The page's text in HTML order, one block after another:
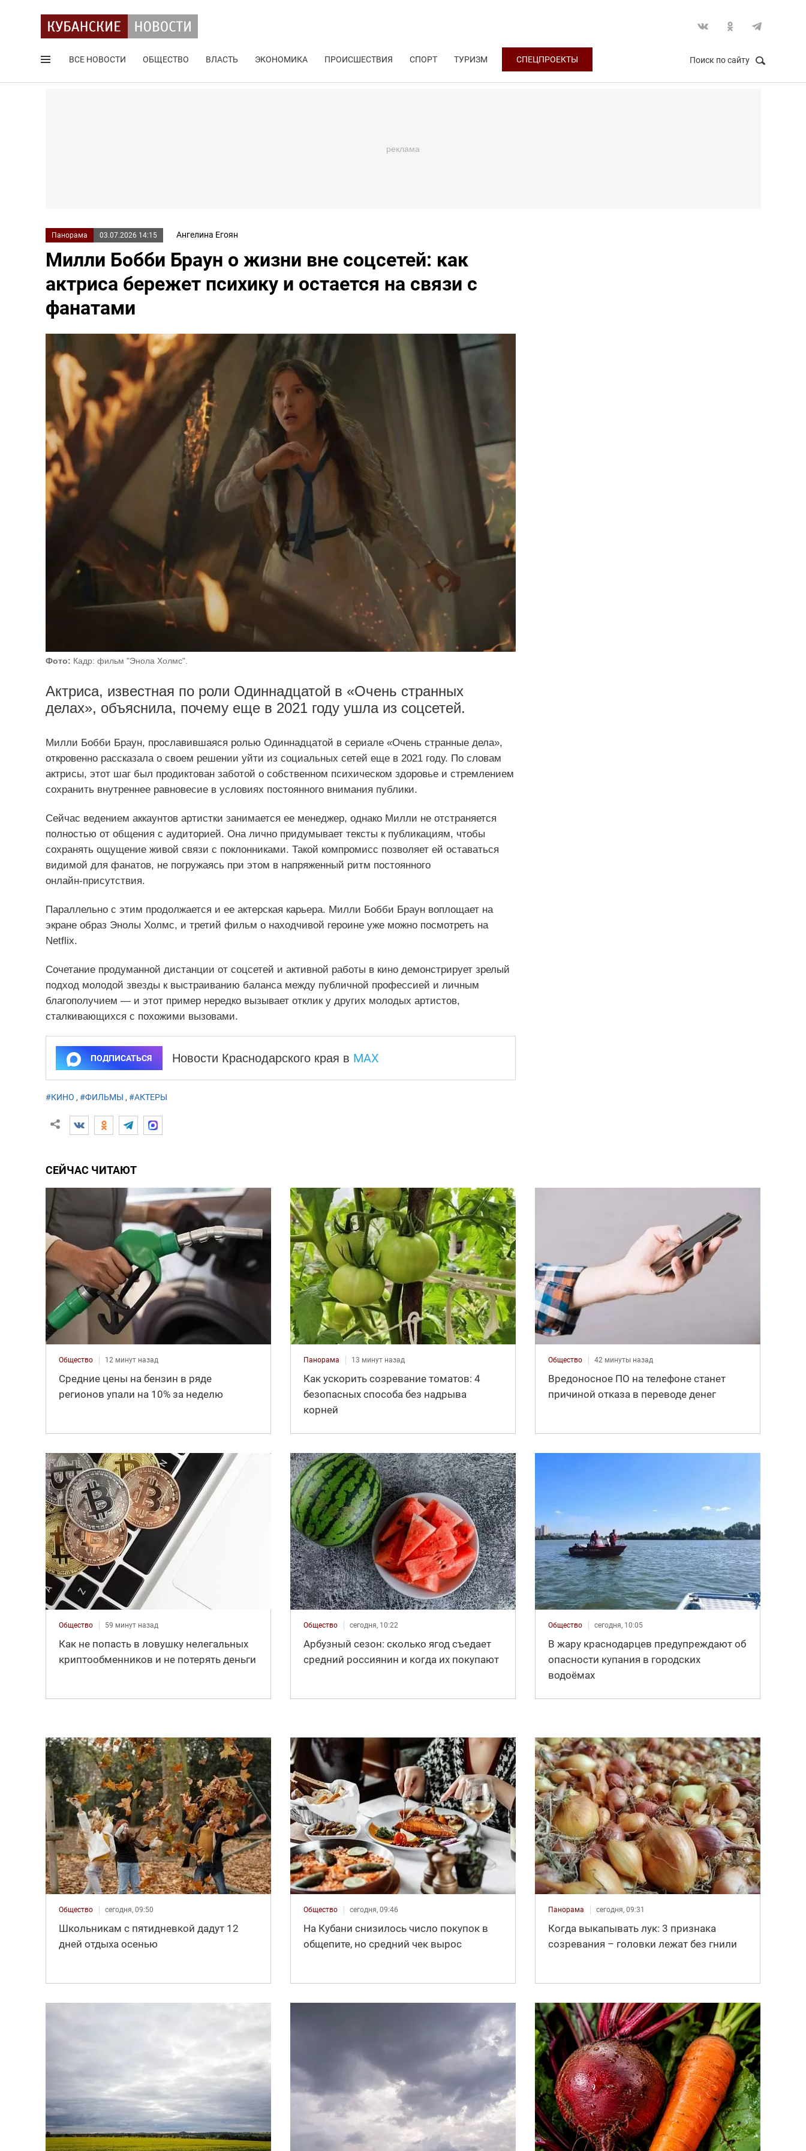
ВСЕ НОВОСТИ ОБЩЕСТВО ВЛАСТЬ ЭКОНОМИКА ПРОИСШЕСТВИЯ СПОРТ ТУРИЗМ СПЕЦПРОЕКТЫ Поиск по сайту
Панорама 03.07.2026 14:15 Ангелина Егоян
Милли Бобби Браун о жизни вне соцсетей: как
актриса бережет психику и остается на связи с
фанатами
Фото: Кадр: фильм "Энола Холмс".
Актриса, известная по роли Одиннадцатой в «Очень странных
делах», объяснила, почему еще в 2021 году ушла из соцсетей.
Милли Бобби Браун, прославившаяся ролью Одиннадцатой в сериале «Очень странные дела»,
откровенно рассказала о своем решении уйти из социальных сетей еще в 2021 году. По словам
актрисы, этот шаг был продиктован заботой о собственном психическом здоровье и стремлением
сохранить внутреннее равновесие в условиях постоянного внимания публики.
Сейчас ведением аккаунтов артистки занимается ее менеджер, однако Милли не отстраняется
полностью от общения с аудиторией. Она лично придумывает тексты к публикациям, чтобы
сохранять ощущение живой связи с поклонниками. Такой компромисс позволяет ей оставаться
видимой для фанатов, не погружаясь при этом в напряженный ритм постоянного
онлайн‑присутствия.
Параллельно с этим продолжается и ее актерская карьера. Милли Бобби Браун воплощает на
экране образ Энолы Холмс, и третий фильм о находчивой героине уже можно посмотреть на
Netflix.
Сочетание продуманной дистанции от соцсетей и активной работы в кино демонстрирует зрелый
подход молодой звезды к выстраиванию баланса между публичной профессией и личным
благополучием — и этот пример нередко вызывает отклик у других молодых артистов,
сталкивающихся с похожими вызовами.
ПОДПИСАТЬСЯ Новости Краснодарского края в MAX
#КИНО , #ФИЛЬМЫ , #АКТЕРЫ
СЕЙЧАС ЧИТАЮТ
Общество 12 минут назад
Средние цены на бензин в ряде
регионов упали на 10% за неделю
Панорама 13 минут назад
Как ускорить созревание томатов: 4
безопасных способа без надрыва
корней
Общество 42 минуты назад
Вредоносное ПО на телефоне станет
причиной отказа в переводе денег
Общество 59 минут назад
Как не попасть в ловушку нелегальных
криптообменников и не потерять деньги
Общество сегодня, 10:22
Арбузный сезон: сколько ягод съедает
средний россиянин и когда их покупают
Общество сегодня, 10:05
В жару краснодарцев предупреждают об
опасности купания в городских
водоёмах
Общество сегодня, 09:50
Школьникам с пятидневкой дадут 12
дней отдыха осенью
Общество сегодня, 09:46
На Кубани снизилось число покупок в
общепите, но средний чек вырос
Панорама сегодня, 09:31
Когда выкапывать лук: 3 признака
созревания – головки лежат без гнили